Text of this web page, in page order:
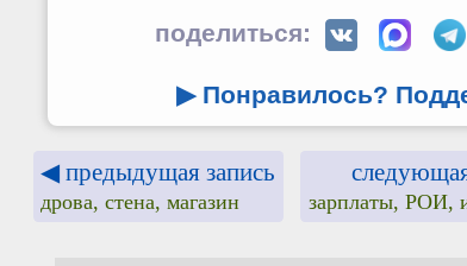
поделиться:
▶ Понравилось?
◀ предыдущая запись
дрова, стена, магазин зарплаты, РОИ,